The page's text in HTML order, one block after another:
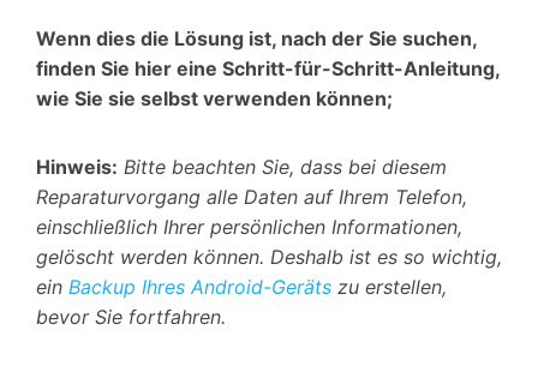
Wenn dies die Lösung ist, nach der Sie suchen,
finden Sie hier eine Schritt-für-Schritt-Anleitung,
wie Sie sie selbst verwenden können;
Hinweis: Bitte beachten Sie, dass bei diesem
Reparaturvorgang alle Daten auf Ihrem Telefon,
einschließlich Ihrer persönlichen Informationen,
gelöscht werden können. Deshalb ist es so wichtig,
ein Backup Ihres Android-Geräts zu erstellen,
bevor Sie fortfahren.